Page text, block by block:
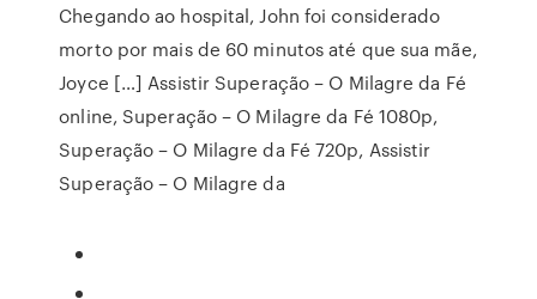
Chegando ao hospital, John foi considerado
morto por mais de 60 minutos até que sua mãe,
Joyce […] Assistir Superação – O Milagre da Fé
online, Superação – O Milagre da Fé 1080p,
Superação – O Milagre da Fé 720p, Assistir
Superação – O Milagre da